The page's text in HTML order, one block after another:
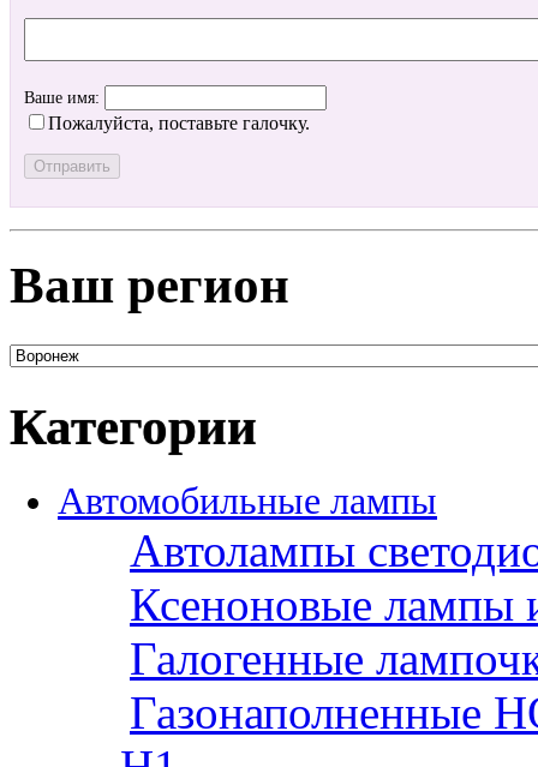
Ваше имя:
Пожалуйста, поставьте галочку.
Ваш регион
Категории
Автомобильные лампы
Автолампы
Ксеноновые лампы
Галогенные
Газонаполненные